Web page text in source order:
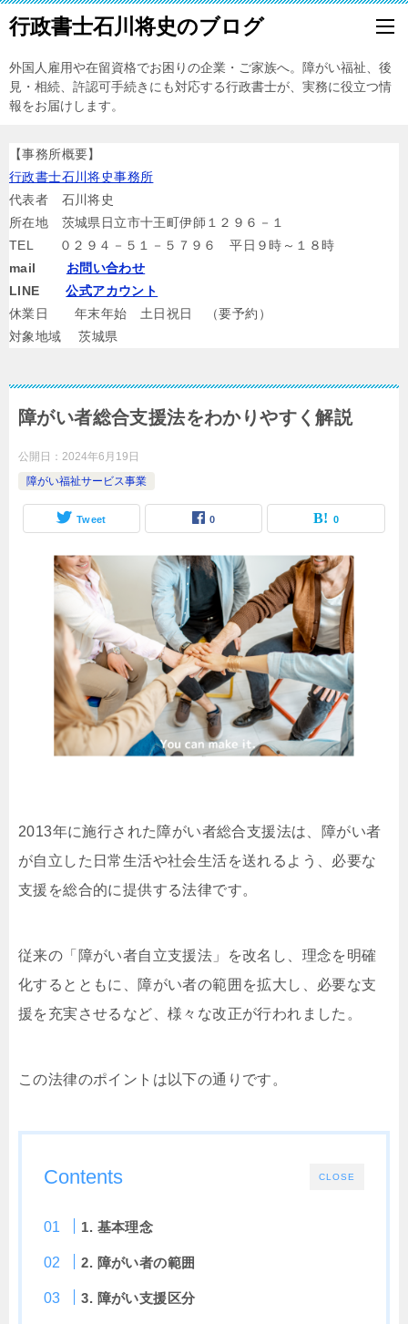
行政書士石川将史のブログ
外国人雇用や在留資格でお困りの企業・ご家族へ。障がい福祉、後
見・相続、許認可手続きにも対応する行政書士が、実務に役立つ情
報をお届けします。
【事務所概要】
行政書士石川将史事務所
代表者 石川将史
所在地 茨城県日立市十王町伊師１２９６－１
TEL ０２９４－５１－５７９６ 平日９時～１８時
mail お問い合わせ
LINE公式アカウント
休業日 年末年始 土日祝日 （要予約）
対象地域 茨城県
障がい者総合支援法をわかりやすく解説
公開日： 2024年6月19日
障がい福祉サービス事業
Tweet 0 0
2013年に施行された障がい者総合支援法は、障がい者
が自立した日常生活や社会生活を送れるよう、必要な
支援を総合的に提供する法律です。
従来の「障がい者自立支援法」を改名し、理念を明確
化するとともに、障がい者の範囲を拡大し、必要な支
援を充実させるなど、様々な改正が行われました。
この法律のポイントは以下の通りです。
CLOSE
Contents
1. 基本理念
2. 障がい者の範囲
3. 障がい支援区分